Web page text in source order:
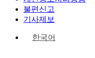
불편신고
기사제보
한국어